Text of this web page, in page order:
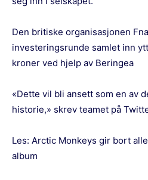
Den britiske organisasjonen
investeringsrunde samlet inn
kroner ved hjelp av Beringea
«Dette vil bli ansett som en av
historie,» skrev teamet på
Les: Arctic Monkeys gir bort
album